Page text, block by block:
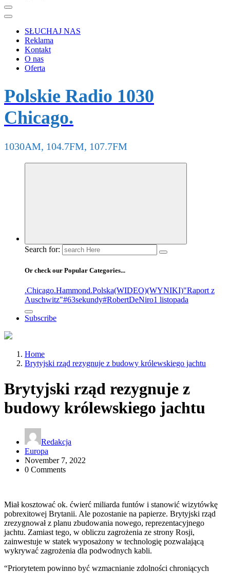
SŁUCHAJ NAS
Reklama
Kontakt
O nas
Oferta
Polskie Radio 1030
Chicago.
1030AM, 104.7FM, 107.7FM
Search for:
Or check our Popular Categories...
.Chicago.Hammond.Polska(WIDEO)(WYNIKI)"Raport z
Auschwitz"#63sekundy#RobertDeNiro1 listopada
Subscribe
Home
Brytyjski rząd rezygnuje z budowy królewskiego jachtu
Brytyjski rząd rezygnuje z
budowy królewskiego jachtu
Redakcja
Europa
November 7, 2022
0 Comments
Miał kosztować ok. ćwierć miliarda funtów i stanowić wizytówkę
pobrexitowej Brytanii. Ale pozostanie na papierze. Brytyjski rząd
zrezygnował z planu zbudowania nowego, reprezentacyjnego
jachtu. Zamiast tego, w obliczu zagrożenia ze strony Rosji,
zainwestuje w statek wyposażony w technologię pozwalającą
wykrywać zagrożenia dla podwodnych kabli.
“Priorytetem powinno być wzmacnianie zdolności chroniących